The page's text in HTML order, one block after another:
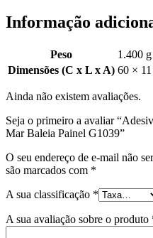
Informação
Peso
1.400 g
Dimensões (C x L x A) 60 ×
Ainda não existem avaliações.
Seja o primeiro a avaliar
Mar Baleia Painel G1039”
O seu endereço de e-mail não
são marcados com *
A sua classificação *
A sua avaliação sobre o produto